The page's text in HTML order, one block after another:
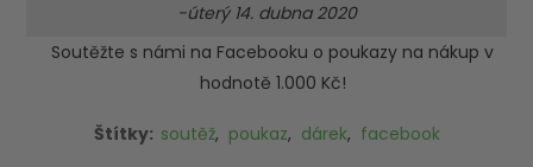
-úterý 14. dubna 2020
Soutěžte s námi na Facebooku o poukazy na nákup v
hodnotě 1.000 Kč!
Štítky: soutěž, poukaz, dárek, facebook